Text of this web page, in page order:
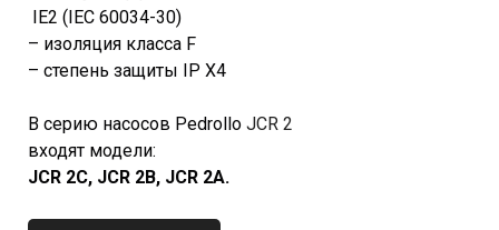
IE2 (IEC 60034-30)
– изоляция класса F
– степень защиты IP X4
В серию насосов Pedrollo JCR 2
входят модели:
JCR 2C, JCR 2B, JCR 2A.